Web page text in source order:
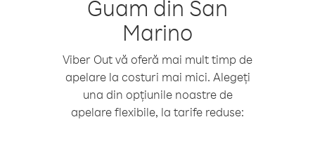
Guam din San
Marino
Viber Out vă oferă mai mult timp de
apelare la costuri mai mici. Alegeți
una din opțiunile noastre de
apelare flexibile, la tarife reduse: